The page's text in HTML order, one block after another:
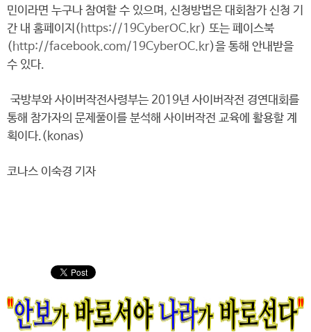
민이라면 누구나 참여할 수 있으며, 신청방법은 대회참가 신청 기
간 내 홈페이지( https://19CyberOC.kr) 또는 페이스북
( http://facebook.com/19CyberOC.kr)을 통해 안내받을
수 있다.
국방부와 사이버작전사령부는 2019년 사이버작전 경연대회를
통해 참가자의 문제풀이를 분석해 사이버작전 교육에 활용할 계
획이다.(konas)
코나스 이숙경 기자